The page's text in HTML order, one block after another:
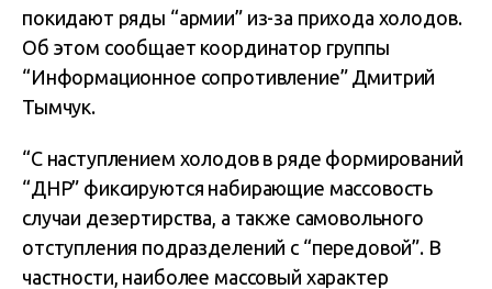
покидают ряды “армии” из-за прихода холодов.
Об этом сообщает координатор группы
“Информационное сопротивление” Дмитрий
Тымчук.
“С наступлением холодов в ряде формирований
“ДНР” фиксируются набирающие массовость
случаи дезертирства, а также самовольного
отступления подразделений с “передовой”. В
частности, наиболее массовый характер